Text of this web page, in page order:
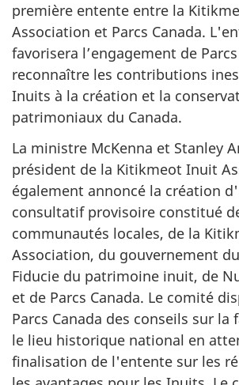
première entente entre la
Association et Parcs Canada.
favorisera l’engagement de
reconnaître les contributions
Inuits à la création et la
patrimoniaux du Canada.
La ministre McKenna et Stanley
président de la Kitikmeot Inuit
également annoncé la création
consultatif provisoire constitué
communautés locales, de la
Association, du gouvernement
Fiducie du patrimoine inuit, de
et de Parcs Canada. Le comité
Parcs Canada des conseils sur la
le lieu historique national en
finalisation de l'entente sur les